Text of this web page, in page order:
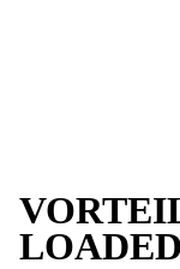
LOADED